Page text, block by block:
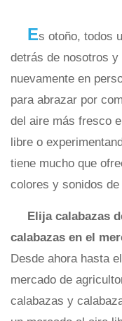
Es otoño, todos
detrás de nosotros
nuevamente en
para abrazar por
del aire más fresco
libre o
tiene mucho que
colores y sonidos
Elija calabazas
calabazas en el
Desde ahora hasta
mercado de
calabazas y